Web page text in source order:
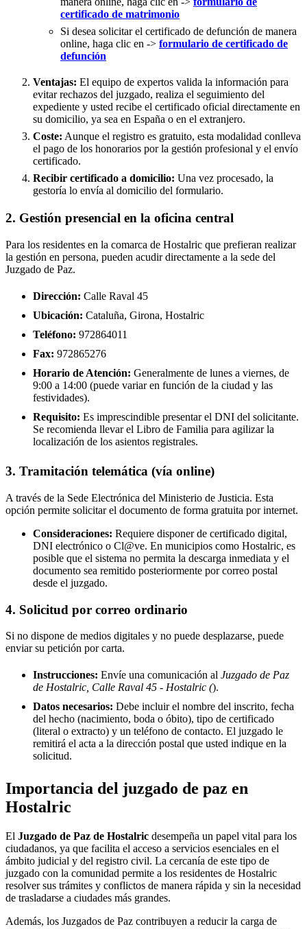
certificado de matrimonio
Si desea solicitar el certificado de defunción de manera
online, haga clic en -> formulario de certificado de
defunción
Ventajas: El equipo de expertos valida la información para
evitar rechazos del juzgado, realiza el seguimiento del
expediente y usted recibe el certificado oficial directamente en
su domicilio, ya sea en España o en el extranjero.
Coste: Aunque el registro es gratuito, esta modalidad conlleva
el pago de los honorarios por la gestión profesional y el envío
certificado.
Recibir certificado a domicilio: Una vez procesado, la
gestoría lo envía al domicilio del formulario.
2. Gestión presencial en la oficina central
Para los residentes en la comarca de Hostalric que prefieran realizar
la gestión en persona, pueden acudir directamente a la sede del
Juzgado de Paz.
Dirección: Calle Raval 45
Ubicación: Cataluña, Girona, Hostalric
Teléfono: 972864011
Fax: 972865276
Horario de Atención: Generalmente de lunes a viernes, de
9:00 a 14:00 (puede variar en función de la ciudad y las
festividades).
Requisito: Es imprescindible presentar el DNI del solicitante.
Se recomienda llevar el Libro de Familia para agilizar la
localización de los asientos registrales.
3. Tramitación telemática (vía online)
A través de la Sede Electrónica del Ministerio de Justicia. Esta
opción permite solicitar el documento de forma gratuita por internet.
Consideraciones: Requiere disponer de certificado digital,
DNI electrónico o Cl@ve. En municipios como Hostalric, es
posible que el sistema no permita la descarga inmediata y el
documento sea remitido posteriormente por correo postal
desde el juzgado.
4. Solicitud por correo ordinario
Si no dispone de medios digitales y no puede desplazarse, puede
enviar su petición por carta.
Instrucciones: Envíe una comunicación al Juzgado de Paz
de Hostalric, Calle Raval 45 - Hostalric ().
Datos necesarios: Debe incluir el nombre del inscrito, fecha
del hecho (nacimiento, boda o óbito), tipo de certificado
(literal o extracto) y un teléfono de contacto. El juzgado le
remitirá el acta a la dirección postal que usted indique en la
solicitud.
Importancia del juzgado de paz en
Hostalric
El Juzgado de Paz de Hostalric desempeña un papel vital para los
ciudadanos, ya que facilita el acceso a servicios esenciales en el
ámbito judicial y del registro civil. La cercanía de este tipo de
juzgado con la comunidad permite a los residentes de Hostalric
resolver sus trámites y conflictos de manera rápida y sin la necesidad
de trasladarse a ciudades más grandes.
Además, los Juzgados de Paz contribuyen a reducir la carga de